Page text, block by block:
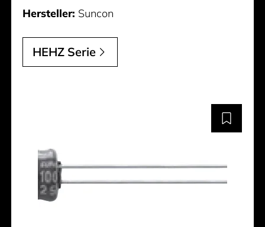
Hersteller: Suncon
HEHZ Serie